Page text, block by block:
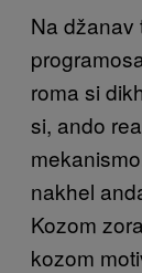
Na džanav
roma si
si, ando
nakhel
Kozom
kozom